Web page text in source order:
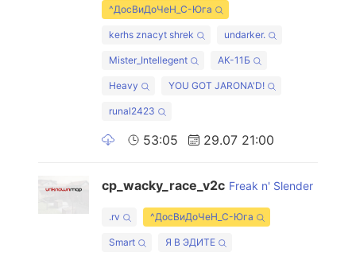
^ДосВиДоЧеН_С-Юга
kerhs znacyt shrek undarker.
Mister_Intellegent АК-11Б
Heavy YOU GOT JARONA'D!
runal2423
53:05 29.07 21:00
cp_wacky_race_v2c Freak n' Slender
.rv ^ДосВиДоЧеН_С-Юга
Smart Я В ЭДИТЕ